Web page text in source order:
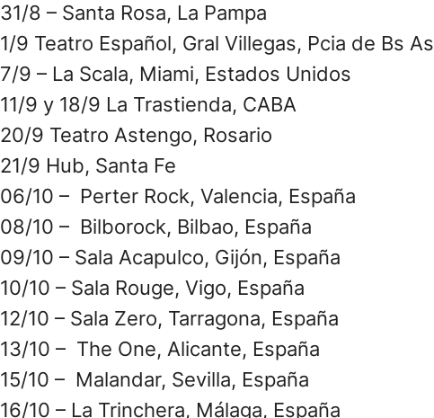
31/8 – Santa Rosa, La Pampa
1/9 Teatro Español, Gral Villegas, Pcia de Bs As
7/9 – La Scala, Miami, Estados Unidos
11/9 y 18/9 La Trastienda, CABA
20/9 Teatro Astengo, Rosario
21/9 Hub, Santa Fe
06/10 – Perter Rock, Valencia, España
08/10 – Bilborock, Bilbao, España
09/10 – Sala Acapulco, Gijón, España
10/10 – Sala Rouge, Vigo, España
12/10 – Sala Zero, Tarragona, España
13/10 – The One, Alicante, España
15/10 – Malandar, Sevilla, España
16/10 – La Trinchera, Málaga, España